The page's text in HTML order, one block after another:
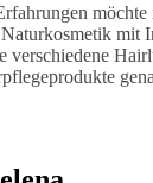
mit
verschiedene